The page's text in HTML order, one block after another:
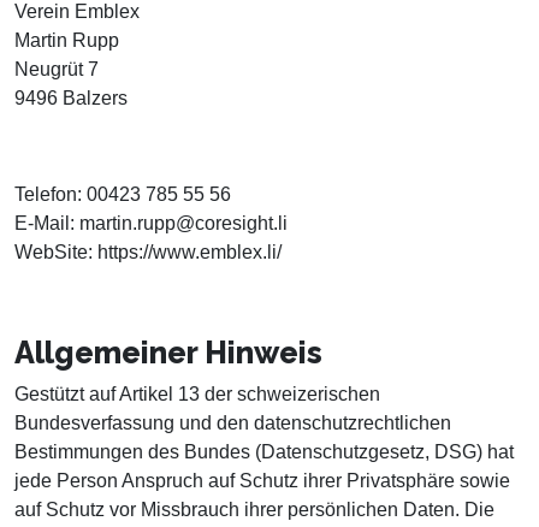
Verein Emblex
Martin Rupp
Neugrüt 7
9496 Balzers
Telefon: 00423 785 55 56
E-Mail: martin.rupp@coresight.li
WebSite: https://www.emblex.li/
Allgemeiner Hinweis
Gestützt auf Artikel 13 der schweizerischen
Bundesverfassung und den datenschutzrechtlichen
Bestimmungen des Bundes (Datenschutzgesetz, DSG) hat
jede Person Anspruch auf Schutz ihrer Privatsphäre sowie
auf Schutz vor Missbrauch ihrer persönlichen Daten. Die